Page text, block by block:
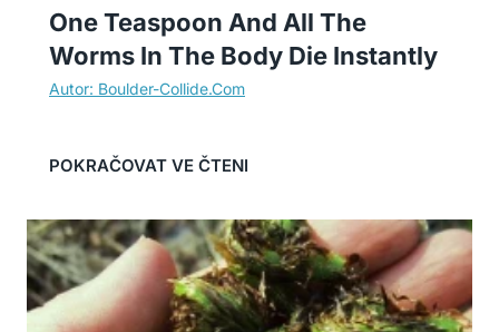
One Teaspoon And All The
Worms In The Body Die Instantly